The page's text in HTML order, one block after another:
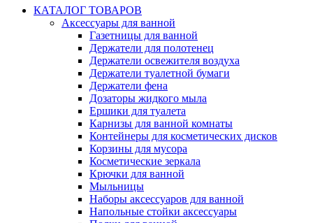
КАТАЛОГ ТОВАРОВ
Аксессуары для ванной
Газетницы для ванной
Держатели для полотенец
Держатели освежителя воздуха
Держатели туалетной бумаги
Держатели фена
Дозаторы жидкого мыла
Ершики для туалета
Карнизы для ванной комнаты
Контейнеры для косметических дисков
Корзины для мусора
Косметические зеркала
Крючки для ванной
Мыльницы
Наборы аксессуаров для ванной
Напольные стойки аксессуары